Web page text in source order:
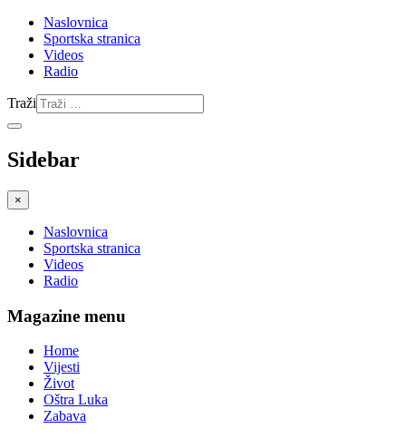
Naslovnica
Sportska stranica
Videos
Radio
Traži
Sidebar
×
Naslovnica
Sportska stranica
Videos
Radio
Magazine menu
Home
Vijesti
Život
Oštra Luka
Zabava